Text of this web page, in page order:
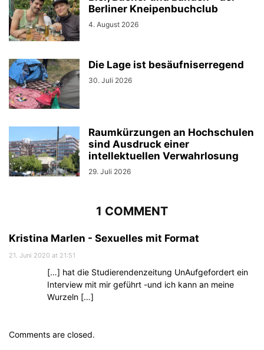
Berliner Kneipenbuchclub
4. August 2026
Die Lage ist besäufniserregend
30. Juli 2026
Raumkürzungen an Hochschulen
sind Ausdruck einer
intellektuellen Verwahrlosung
29. Juli 2026
1 COMMENT
Kristina Marlen - Sexuelles mit Format
21. Juni 2020 at 21:51
[…] hat die Studierendenzeitung UnAufgefordert ein
Interview mit mir geführt -und ich kann an meine
Wurzeln […]
Comments are closed.